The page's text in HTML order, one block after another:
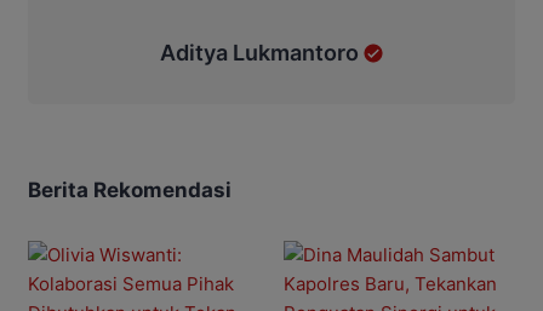
Aditya Lukmantoro
Berita Rekomendasi